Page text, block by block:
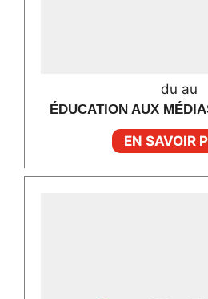
du au
ÉDUCATION AUX
EN SAVOIR